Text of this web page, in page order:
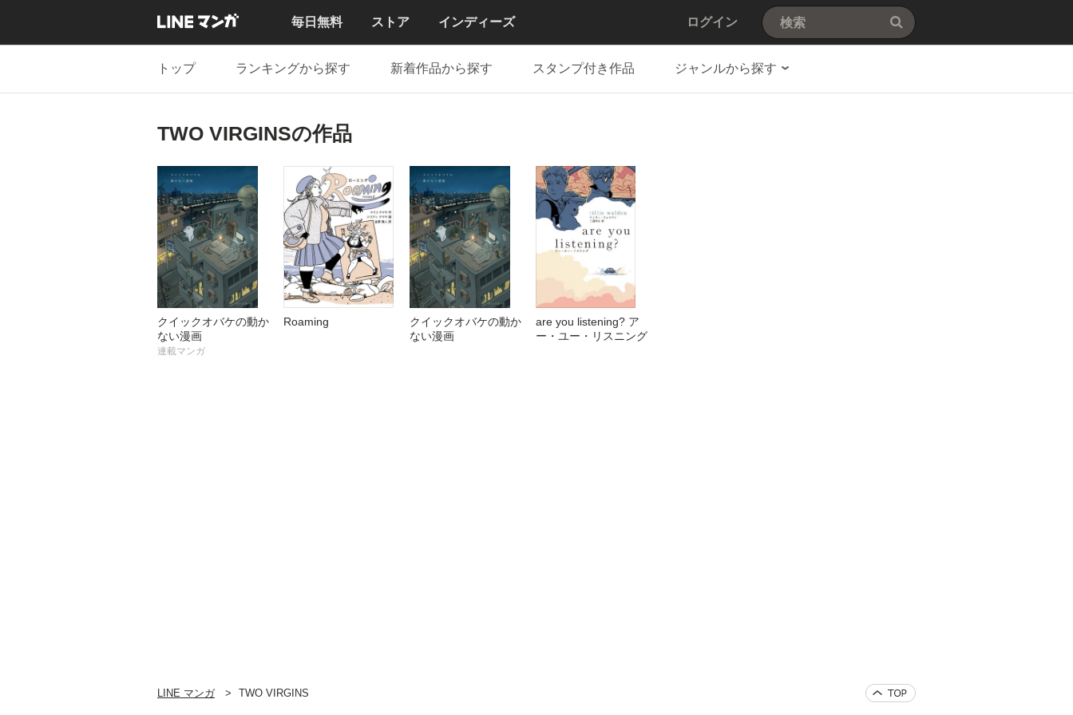
毎日無料 ストア インディーズ ログイン
トップ ランキングから探す 新着作品から探す スタンプ付き作品 ジャンルから探す
TWO VIRGINSの作品
クイックオバケの動か
ない漫画
連載マンガ
Roaming
クイックオバケの動か
ない漫画
are you listening? ア
ー・ユー・リスニング
LINE マンガ TWO VIRGINS